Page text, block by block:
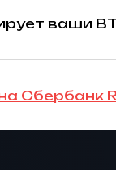
ваши
Сбербанк